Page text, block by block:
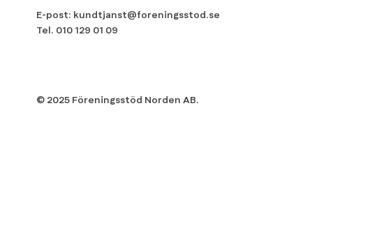
E-post: kundtjanst@foreningsstod.se
Tel. 010 129 01 09
© 2025 Föreningsstöd Norden AB.